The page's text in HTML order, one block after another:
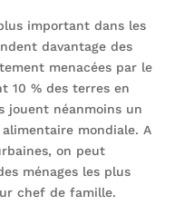
important dans les
davantage des
menacées par le
10 % des terres en
jouent néanmoins un
mondiale. A
on peut
ménages les plus
chef de famille.